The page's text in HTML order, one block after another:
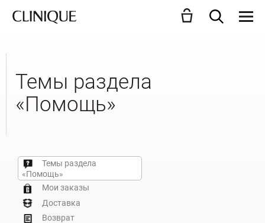
Темы раздела
«Помощь»
Темы раздела
«Помощь»
Мои заказы
Доставка
Возврат